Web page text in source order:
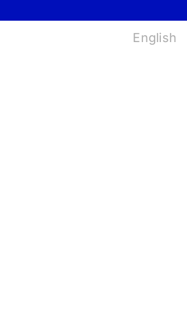
English